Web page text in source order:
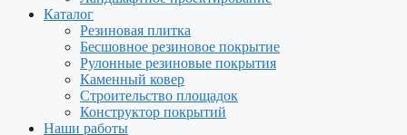
Каталог
Резиновая плитка
Бесшовное резиновое покрытие
Рулонные резиновые покрытия
Каменный ковер
Строительство площадок
Конструктор покрытий
Наши работы